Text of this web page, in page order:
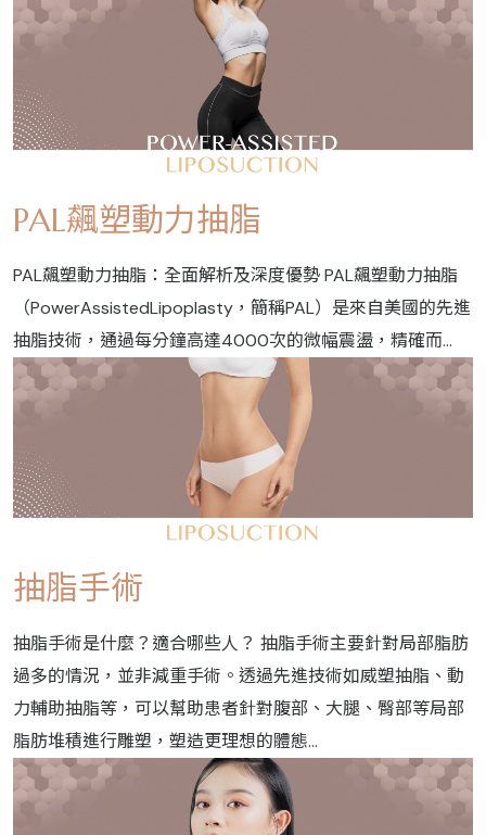
PAL飆塑動力抽脂
PAL飆塑動力抽脂：全面解析及深度優勢 PAL飆塑動力抽脂
（PowerAssistedLipoplasty，簡稱PAL）是來自美國的先進
抽脂技術，通過每分鐘高達4000次的微幅震盪，精確而...
抽脂手術
抽脂手術是什麼？適合哪些人？ 抽脂手術主要針對局部脂肪
過多的情況，並非減重手術。透過先進技術如威塑抽脂、動
力輔助抽脂等，可以幫助患者針對腹部、大腿、臀部等局部
脂肪堆積進行雕塑，塑造更理想的體態...